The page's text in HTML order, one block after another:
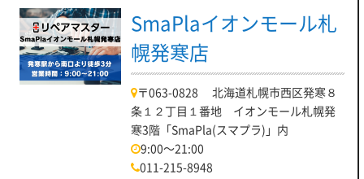
SmaPlaイオンモール札
幌発寒店
〒063-0828 北海道札幌市西区発寒８
条１２丁目１番地 イオンモール札幌発
寒3階「SmaPla(スマプラ)」内
9:00～21:00
011-215-8948